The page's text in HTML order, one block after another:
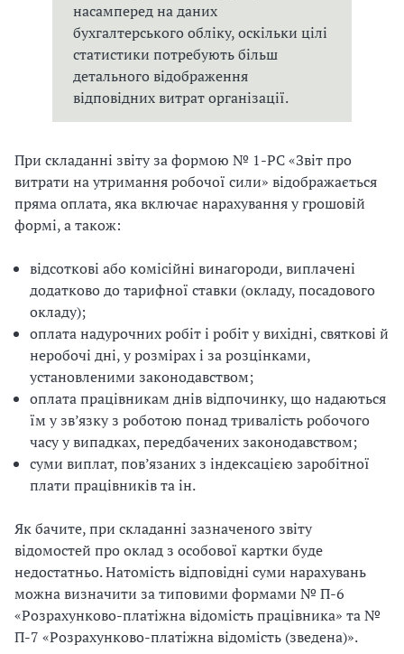
насамперед на даних
бухгалтерського обліку, оскільки цілі
статистики потребують більш
детального відображення
відповідних витрат організації.
При складанні звіту за формою № 1-РС «Звіт про
витрати на утримання робочої сили» відображається
пряма оплата, яка включає нарахування у грошовій
формі, а також:
відсоткові або комісійні винагороди, виплачені
додатково до тарифної ставки (окладу, посадового
окладу);
оплата надурочних робіт і робіт у вихідні, святкові й
неробочі дні, у розмірах і за розцінками,
установленими законодавством;
оплата працівникам днів відпочинку, що надаються
їм у зв’язку з роботою понад тривалість робочого
часу у випадках, передбачених законодавством;
суми виплат, пов’язаних з індексацією заробітної
плати працівників та ін.
Як бачите, при складанні зазначеного звіту
відомостей про оклад з особової картки буде
недостатньо. Натомість відповідні суми нарахувань
можна визначити за типовими формами № П-6
«Розрахунково-платіжна відомість працівника» та №
П-7 «Розрахунково-платіжна відомість (зведена)».